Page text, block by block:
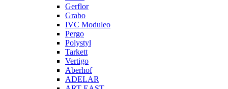
Gerflor
Grabo
IVC Moduleo
Pergo
Polystyl
Tarkett
Vertigo
Aberhof
ADELAR